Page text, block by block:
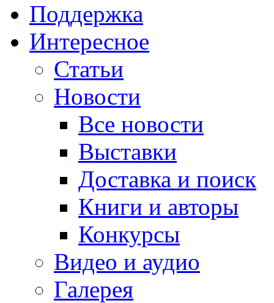
Поддержка
Интересное
Статьи
Новости
Все новости
Выставки
Доставка и поиск
Книги и авторы
Конкурсы
Видео и аудио
Галерея